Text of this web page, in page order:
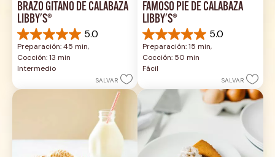
BRAZO GITANO DE CALABAZA
LIBBY'S®
5.0
5.0
de
5
estrellas.
reseña
Preparación: 45 min,
Cocción: 13 min
Intermedio
SALVAR
FAMOSO PIE DE CALABAZA
LIBBY'S®
5.0
5.0
de
5
estrellas.
reseñas
Preparación: 15 min,
Cocción: 50 min
Fácil
SALVAR